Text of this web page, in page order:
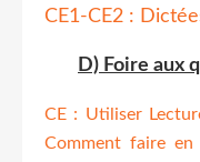
CE1-CE2 :
D) Foire aux
CE : Utiliser
Comment faire en